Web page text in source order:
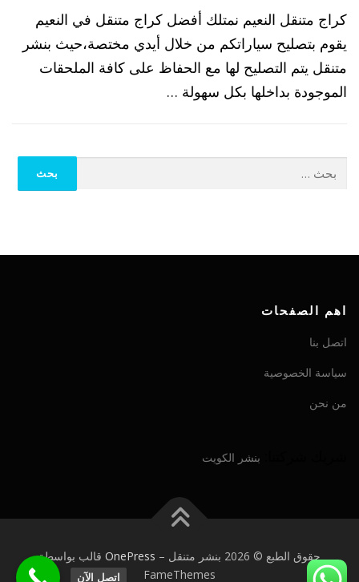
كراج متنقل النعيم نمتلك أفضل كراج متنقل في النعيم
يقوم بتصليح سياراتكم من خلال أيدي مختصة،حيث بنشر
متنقل يتم التصليح لها مع الحفاظ على كافة الملحقات
الموجودة بداخلها بكل سهولة …
اهم الصفحات
اتصل بنا
سياسة الخصوصية
من نحن
بنشر الكويت
حقوق الطبع © 2026 بنشر متنقل –
OnePress قالب بواسطة
FameThemes
اتصل الآن